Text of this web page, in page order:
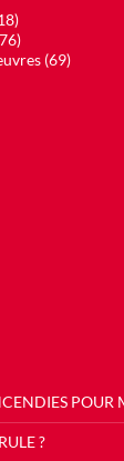
(69)
POUR
?